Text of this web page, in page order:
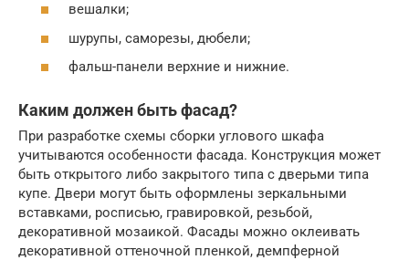
вешалки;
шурупы, саморезы, дюбели;
фальш-панели верхние и нижние.
Каким должен быть фасад?
При разработке схемы сборки углового шкафа
учитываются особенности фасада. Конструкция может
быть открытого либо закрытого типа с дверьми типа
купе. Двери могут быть оформлены зеркальными
вставками, росписью, гравировкой, резьбой,
декоративной мозаикой. Фасады можно оклеивать
декоративной оттеночной пленкой, демпферной